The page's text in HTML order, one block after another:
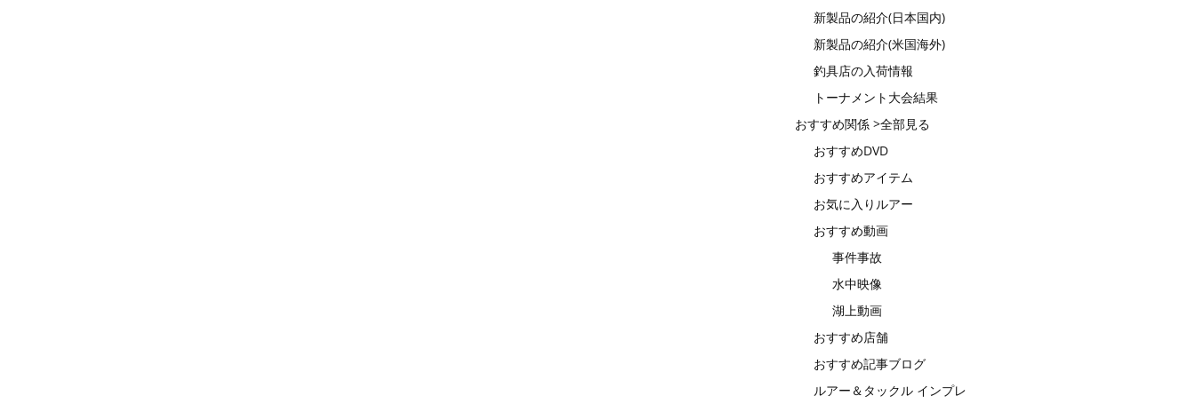
新製品の紹介(日本国内)
新製品の紹介(米国海外)
釣具店の入荷情報
トーナメント大会結果
おすすめ関係 >全部見る
おすすめDVD
おすすめアイテム
お気に入りルアー
おすすめ動画
事件事故
水中映像
湖上動画
おすすめ店舗
おすすめ記事ブログ
ルアー＆タックル インプレ